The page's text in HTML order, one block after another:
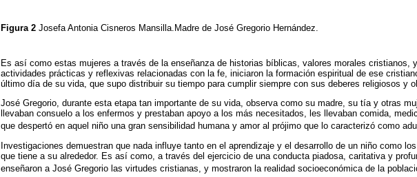
Figura 2 Josefa Antonia Cisneros Mansilla.Madre de José Gregorio Hernández.
Es así como estas mujeres a través de la enseñanza de historias bíblicas, valores morales cristianos,
actividades prácticas y reflexivas relacionadas con la fe, iniciaron la formación espiritual de ese
último día de su vida, que supo distribuir su tiempo para cumplir siempre con sus deberes religiosos y
José Gregorio, durante esta etapa tan importante de su vida, observa como su madre, su tía y otras
llevaban consuelo a los enfermos y prestaban apoyo a los más necesitados, les llevaban comida,
que despertó en aquel niño una gran sensibilidad humana y amor al prójimo que lo caracterizó como
Investigaciones demuestran que nada influye tanto en el aprendizaje y el desarrollo de un niño como
que tiene a su alrededor. Es así como, a través del ejercicio de una conducta piadosa, caritativa y
enseñaron a José Gregorio las virtudes cristianas, y mostraron la realidad socioeconómica de la